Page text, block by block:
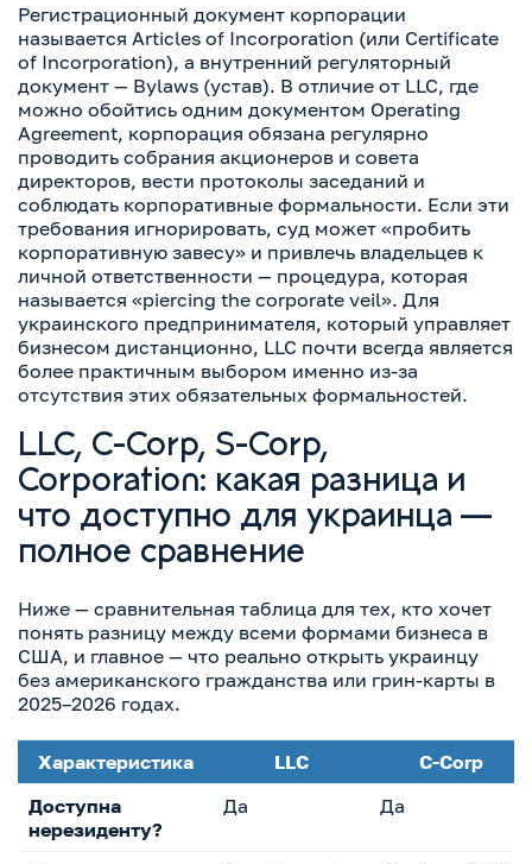
Регистрационный документ корпорации
называется Articles of Incorporation (или Certificate
of Incorporation), а внутренний регуляторный
документ — Bylaws (устав). В отличие от LLC, где
можно обойтись одним документом Operating
Agreement, корпорация обязана регулярно
проводить собрания акционеров и совета
директоров, вести протоколы заседаний и
соблюдать корпоративные формальности. Если эти
требования игнорировать, суд может «пробить
корпоративную завесу» и привлечь владельцев к
личной ответственности — процедура, которая
называется «piercing the corporate veil». Для
украинского предпринимателя, который управляет
бизнесом дистанционно, LLC почти всегда является
более практичным выбором именно из-за
отсутствия этих обязательных формальностей.
LLC, C-Corp, S-Corp,
Corporation: какая разница и
что доступно для украинца —
полное сравнение
Ниже — сравнительная таблица для тех, кто хочет
понять разницу между всеми формами бизнеса в
США, и главное — что реально открыть украинцу
без американского гражданства или грин-карты в
2025–2026 годах.
Характеристика LLC
C-Corp
Доступна
нерезиденту?
Да Да